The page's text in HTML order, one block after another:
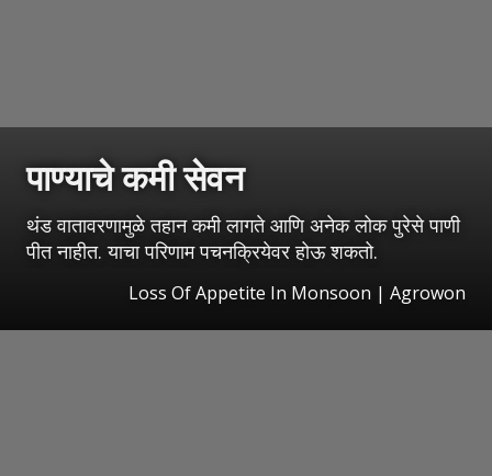
पाण्याचे कमी सेवन
थंड वातावरणामुळे तहान कमी लागते आणि अनेक लोक पुरेसे पाणी
पीत नाहीत. याचा परिणाम पचनक्रियेवर होऊ शकतो.
Loss Of Appetite In Monsoon | Agrowon